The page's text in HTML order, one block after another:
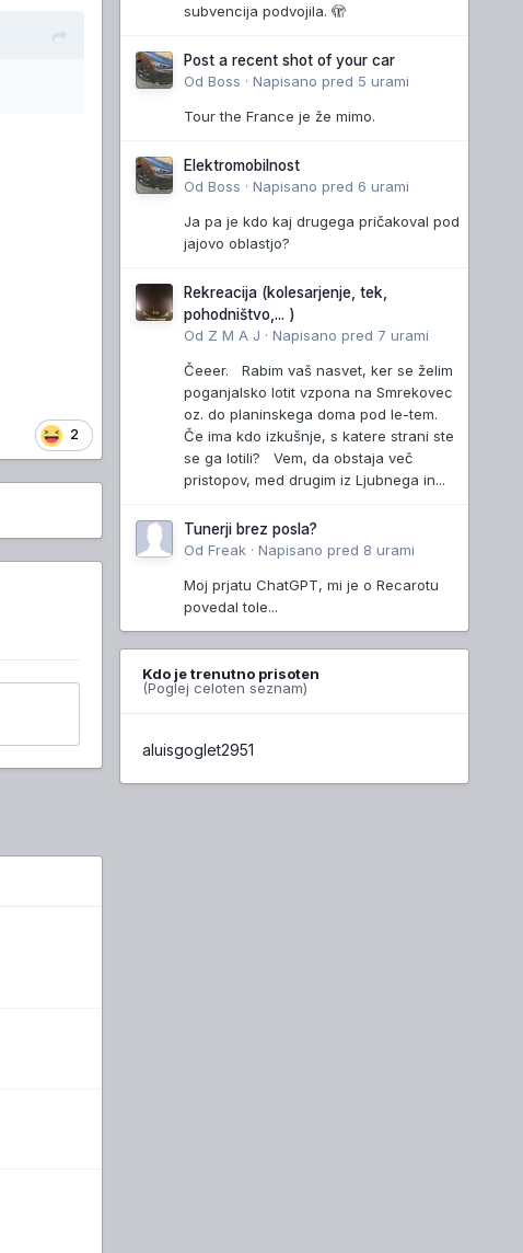
2
subvencija podvojila. 🫣
Post a recent shot of your car
OdBoss ·Napisanopred 5 urami
Tour the France je že mimo.
Elektromobilnost
OdBoss ·Napisanopred 6 urami
Ja pa je kdo kaj drugega pričakoval pod
jajovo oblastjo?
Rekreacija (kolesarjenje, tek,
pohodništvo,... )
Od Z M A J ·Napisanopred 7 urami
Čeeer. Rabim vaš nasvet, ker se želim
poganjalsko lotit vzpona na Smrekovec
oz. do planinskega doma pod le-tem.
Če ima kdo izkušnje, s katere strani ste
se ga lotili? Vem, da obstaja več
pristopov, med drugim iz Ljubnega in...
Tunerji brez posla?
OdFreak ·Napisanopred 8 urami
Moj prjatu ChatGPT, mi je o Recarotu
povedal tole...
Kdo je trenutno prisoten
(Poglej celoten seznam)
aluisgoglet2951